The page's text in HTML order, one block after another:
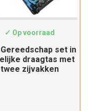
19062046
✓ Op voorraad
Gereedschap set in
draagtas met
twee zijvakken